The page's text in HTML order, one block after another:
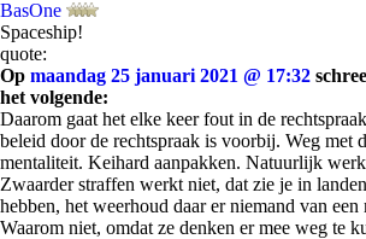
BasOne
Spaceship!
quote:
Op maandag 25 januari 2021 @ 17:32
het volgende:
Daarom gaat het elke keer fout in de
beleid door de rechtspraak is voorbij. Weg met
mentaliteit. Keihard aanpakken. Natuurlijk
Zwaarder straffen werkt niet, dat zie je in
hebben, het weerhoud daar er niemand van een
Waarom niet, omdat ze denken er mee weg te